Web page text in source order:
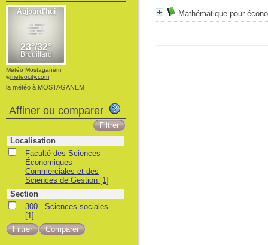
Mathématique pour
Météo Mostaganem
©meteocity.com
la météo à MOSTAGANEM
Affiner ou comparer
Localisation
Faculté des Sciences
Économiques
Commerciales et des
Sciences de Gestion [1]
Section
300 - Sciences sociales
[1]